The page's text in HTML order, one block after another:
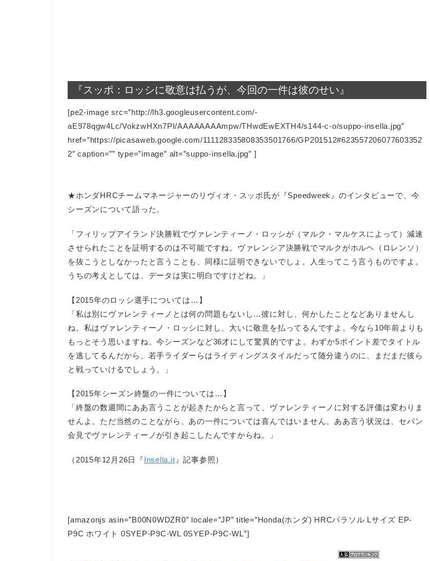
『スッポ：ロッシに敬意は払うが、今回の一件は彼のせい』
[pe2-image src=”http://lh3.googleusercontent.com/-
aE978qgw4Lc/VokzwHXn7PI/AAAAAAAAmpw/THwdEwEXTH4/s144-c-o/suppo-insella.jpg”
href=”https://picasaweb.google.com/111128335808353501766/GP201512#623557206077603352
2″ caption=”” type=”image” alt=”suppo-insella.jpg” ]
★ホンダHRCチームマネージャーのリヴィオ・スッポ氏が『Speedweek』のインタビューで、今
シーズンについて語った。
「フィリップアイランド決勝戦でヴァレンティーノ・ロッシが（マルク・マルケスによって）減速
させられたことを証明するのは不可能ですね。ヴァレンシア決勝戦でマルクがホルヘ（ロレンソ）
を抜こうとしなかったと言うことも、同様に証明できないでしょ。人生ってこう言うものですよ。
うちの考えとしては、データは実に明白ですけどね。」
【2015年のロッシ選手については…】
「私は別にヴァレンティーノとは何の問題もないし…彼に対し、何かしたことなどありませんし
ね。私はヴァレンティーノ・ロッシに対し、大いに敬意を払ってるんですよ。今なら10年前よりも
もっとそう思いますね。今シーズンなど36才にして驚異的ですよ。わずか5ポイント差でタイトル
を逃してるんだから。若手ライダーらはライディングスタイルだって随分違うのに、まだまだ彼ら
と戦っていけるでしょう。」
【2015年シーズン終盤の一件については…】
「終盤の数週間にああ言うことが起きたからと言って、ヴァレンティーノに対する評価は変わりま
せんよ。ただ当然のことながら、あの一件については喜んではいません。ああ言う状況は、セパン
会見でヴァレンティーノが引き起こしたんですからね。」
（2015年12月26日『Insella.it 』記事参照）
[amazonjs asin=”B00N0WDZR0″ locale=”JP” title=”Honda(ホンダ) HRCパラソル Lサイズ EP-
P9C ホワイト 0SYEP-P9C-WL 0SYEP-P9C-WL”]